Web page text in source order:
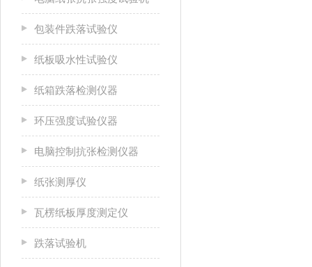
包装件跌落试验仪
纸板吸水性试验仪
纸箱跌落检测仪器
环压强度试验仪器
电脑控制抗张检测仪器
纸张测厚仪
瓦楞纸板厚度测定仪
跌落试验机